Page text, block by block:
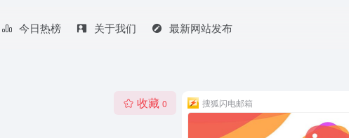
今日热榜 关于我们 最新网站发布
收藏 0 搜狐闪电邮箱